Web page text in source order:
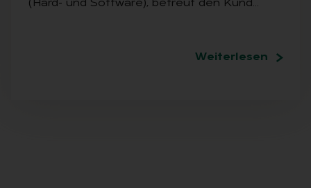
(Hard- und Software), betreut den Kund…
Weiterlesen